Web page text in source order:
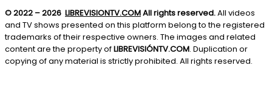
© 2022 – 2026 LIBREVISIONTV.COMAll rights reserved.All videos
and TV shows presented on this platform belong to the registered
trademarks of their respective owners. The images and related
content are the property ofLIBREVISIÓNTV.COM. Duplication or
copying of any material is strictly prohibited. All rights reserved.